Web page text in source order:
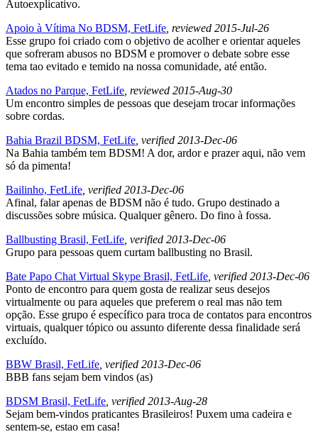
Autoexplicativo.
Apoio à Vítima No BDSM, FetLife , reviewed 2015-Jul-26
Esse grupo foi criado com o objetivo de acolher e orientar aqueles
que sofreram abusos no BDSM e promover o debate sobre esse
tema tao evitado e temido na nossa comunidade, até então.
Atados no Parque, FetLife , reviewed 2015-Aug-30
Um encontro simples de pessoas que desejam trocar informações
sobre cordas.
Bahia Brazil BDSM, FetLife , verified 2013-Dec-06
Na Bahia também tem BDSM! A dor, ardor e prazer aqui, não vem
só da pimenta!
Bailinho, FetLife , verified 2013-Dec-06
Afinal, falar apenas de BDSM não é tudo. Grupo destinado a
discussões sobre música. Qualquer gênero. Do fino à fossa.
Ballbusting Brasil, FetLife , verified 2013-Dec-06
Grupo para pessoas quem curtam ballbusting no Brasil.
Bate Papo Chat Virtual Skype Brasil, FetLife , verified 2013-Dec-06
Ponto de encontro para quem gosta de realizar seus desejos
virtualmente ou para aqueles que preferem o real mas não tem
opção. Esse grupo é específico para troca de contatos para encontros
virtuais, qualquer tópico ou assunto diferente dessa finalidade será
excluído.
BBW Brasil, FetLife , verified 2013-Dec-06
BBB fans sejam bem vindos (as)
BDSM Brasil, FetLife , verified 2013-Aug-28
Sejam bem-vindos praticantes Brasileiros! Puxem uma cadeira e
sentem-se, estao em casa!